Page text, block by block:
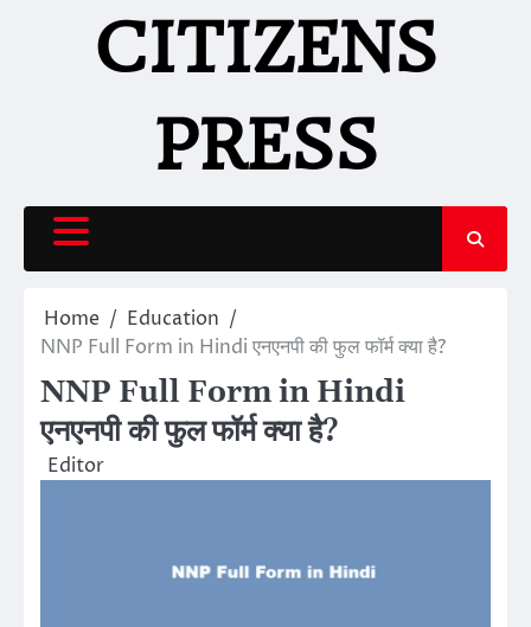
CITIZENS
PRESS
Home
Education
NNP Full Form in Hindi एनएनपी की फुल फॉर्म क्या है?
NNP Full Form in Hindi
एनएनपी की फुल फॉर्म क्या है?
Editor